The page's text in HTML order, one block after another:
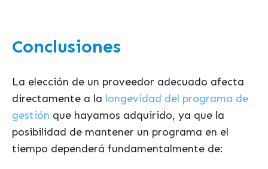
Conclusiones
La elección de un proveedor adecuado afecta
directamente a la longevidad del programa de
gestión que hayamos adquirido, ya que la
posibilidad de mantener un programa en el
tiempo dependerá fundamentalmente de: